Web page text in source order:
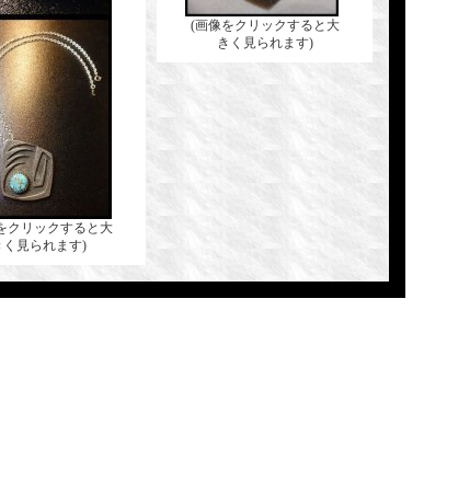
クリックすると大
く見られます)
(画像をクリックすると大
きく見られます)